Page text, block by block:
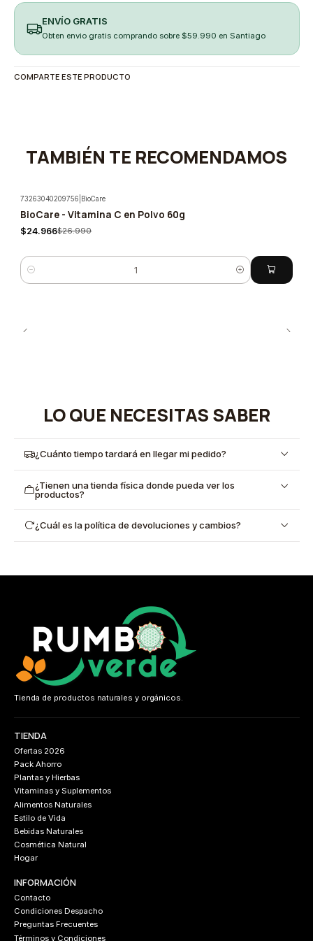
ENVÍO GRATIS
Obten envio gratis comprando sobre $59.990 en Santiago
COMPARTE ESTE PRODUCTO
TAMBIÉN TE RECOMENDAMOS
-7%
73263040209756 BioCare
BioCare - Vitamina C en Polvo 60g
$24.966$26.990
Cantidad
LO QUE NECESITAS SABER
¿Cuánto tiempo tardará en llegar mi pedido?
¿Tienen una tienda física donde pueda ver los
productos?
¿Cuál es la política de devoluciones y cambios?
Tienda de productos naturales y orgánicos.
TIENDA
Ofertas 2026
Pack Ahorro
Plantas y Hierbas
Vitaminas y Suplementos
Alimentos Naturales
Estilo de Vida
Bebidas Naturales
Cosmética Natural
Hogar
INFORMACIÓN
Contacto
Condiciones Despacho
Preguntas Frecuentes
Términos y Condiciones